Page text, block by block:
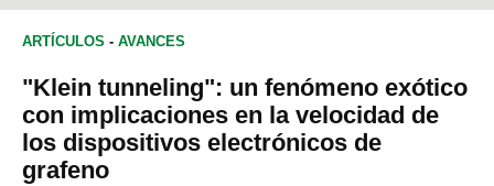
ARTÍCULOS - AVANCES
"Klein tunneling": un fenómeno exótico
con implicaciones en la velocidad de
los dispositivos electrónicos de
grafeno